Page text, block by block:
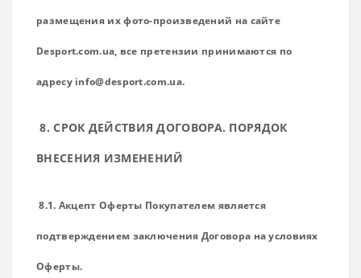
размещения их фото-произведений на сайте
Desport.com.ua, все претензии принимаются по
адресу info@desport.com.ua.
8. СРОК ДЕЙСТВИЯ ДОГОВОРА. ПОРЯДОК
ВНЕСЕНИЯ ИЗМЕНЕНИЙ
8.1. Акцепт Оферты Покупателем является
подтверждением заключения Договора на условиях
Оферты.